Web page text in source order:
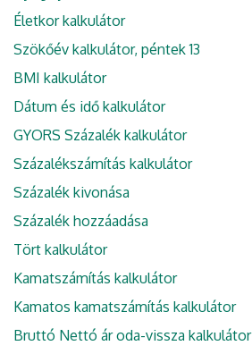
Életkor kalkulátor
Szökőév kalkulátor, péntek 13
BMI kalkulátor
Dátum és idő kalkulátor
GYORS Százalék kalkulátor
Százalékszámítás kalkulátor
Százalék kivonása
Százalék hozzáadása
Tört kalkulátor
Kamatszámítás kalkulátor
Kamatos kamatszámítás kalkulátor
Bruttó Nettó ár oda-vissza kalkulátor